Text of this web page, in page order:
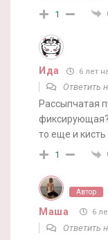
1
Ида 6 лет
Ответить
Рассыпчатая
фиксирующая?
то еще и кисть
1
Автор
Маша 6
Ответить